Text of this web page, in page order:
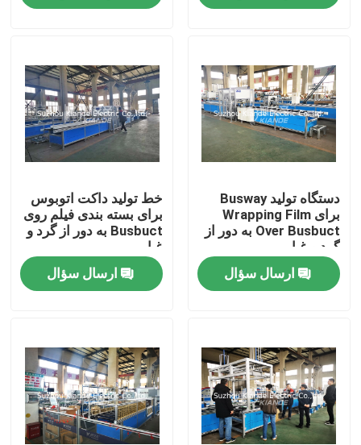
درباره ما
تور کارخانه
با ما تماس بگیرید
اخبار
دستگاه باسبار
دستگاه پردازش باسبار
دستگاه تولید Busway
برای Wrapping Film
Over Busbuct به دور از
گرد و غبار
ارسال سؤال
خط تولید داکت اتوبوس
برای بسته بندی فیلم روی
Busbuct به دور از گرد و
غبار
ارسال سؤال